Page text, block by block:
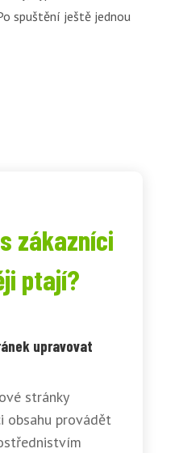
spuštění ještě jednou
zákazníci
ptají?
upravovat
stránky
obsahu provádět